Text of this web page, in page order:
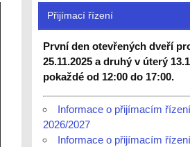
Přijímací řízení
První den otevřených dveří
25.11.2025 a druhý v úterý
pokaždé od 12:00 do 17:00.
Informace o přijímacím
2026/2027
Informace o přijímacím